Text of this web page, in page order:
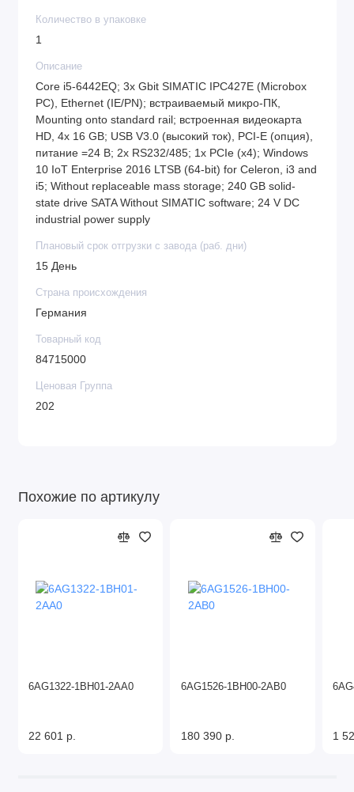
Количество в упаковке
1
Описание
Core i5-6442EQ; 3x Gbit SIMATIC IPC427E (Microbox
PC), Ethernet (IE/PN); встраиваемый микро-ПК,
Mounting onto standard rail; встроенная видеокарта
HD, 4x 16 GB; USB V3.0 (высокий ток), PCI-E (опция),
питание =24 В; 2x RS232/485; 1x PCIe (x4); Windows
10 IoT Enterprise 2016 LTSB (64-bit) for Celeron, i3 and
i5; Without replaceable mass storage; 240 GB solid-
state drive SATA Without SIMATIC software; 24 V DC
industrial power supply
Плановый срок отгрузки с завода (раб. дни)
15 День
Страна происхождения
Германия
Товарный код
84715000
Ценовая Группа
202
Похожие по артикулу
6AG1322-1BH01-2AA0
22 601 р.
6AG1526-1BH00-2AB0
180 390 р. 1